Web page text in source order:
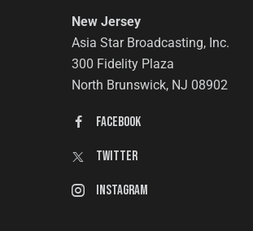
New Jersey
Asia Star Broadcasting, Inc.
300 Fidelity Plaza
North Brunswick, NJ 08902
FaceBook
Twitter
Instagram